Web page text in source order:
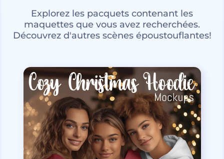
Explorez les pacquets contenant les
maquettes que vous avez recherchées.
Découvrez d'autres scènes époustouflantes!